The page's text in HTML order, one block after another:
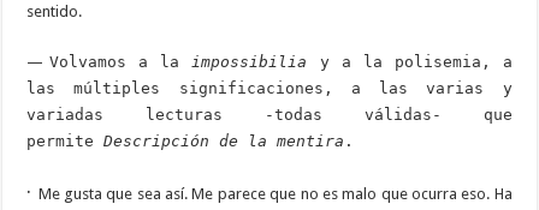
sentido.
—Volvamos a la impossibilia y a la polisemia, a
las múltiples significaciones, a las varias y
variadas lecturas -todas válidas- que
permiteDescripción de la mentira .
· Me gusta que sea así. Me parece que no es malo que ocurra eso. Ha